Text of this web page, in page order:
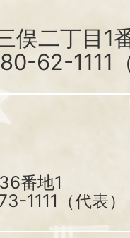
俣二丁目1
62-1111
番地1
1111（代表）